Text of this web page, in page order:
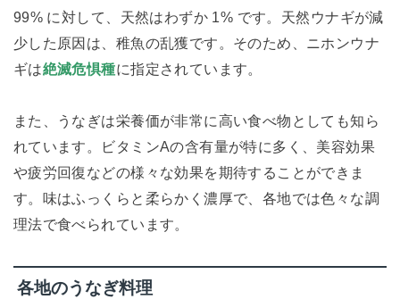
99% に対して、天然はわずか 1% です。天然ウナギが減
少した原因は、稚魚の乱獲です。そのため、ニホンウナ
ギは絶滅危惧種に指定されています。
また、うなぎは栄養価が非常に高い食べ物としても知ら
れています。ビタミンAの含有量が特に多く、美容効果
や疲労回復などの様々な効果を期待することができま
す。味はふっくらと柔らかく濃厚で、各地では色々な調
理法で食べられています。
各地のうなぎ料理